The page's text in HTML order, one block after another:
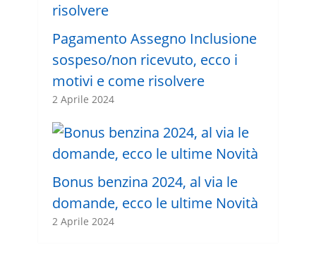
Pagamento Assegno Inclusione
sospeso/non ricevuto, ecco i
motivi e come risolvere
2 Aprile 2024
Bonus benzina 2024, al via le
domande, ecco le ultime Novità
2 Aprile 2024